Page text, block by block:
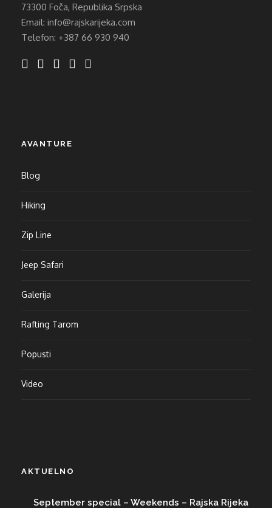
73300 Foča, Republika Srpska
Email: info@rajskarijeka.com
Telefon: +387 66 930 940
AVANTURE
Blog
Hiking
Zip Line
Jeep Safari
Galerija
Rafting Tarom
Popusti
Video
AKTUELNO
September special – Weekends – Rajska Rijeka